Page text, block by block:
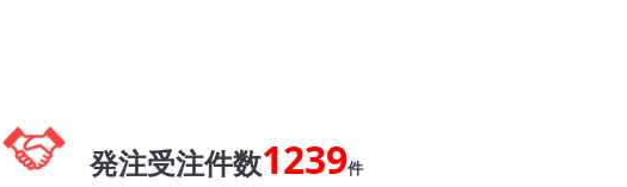
発注受注件数1239件